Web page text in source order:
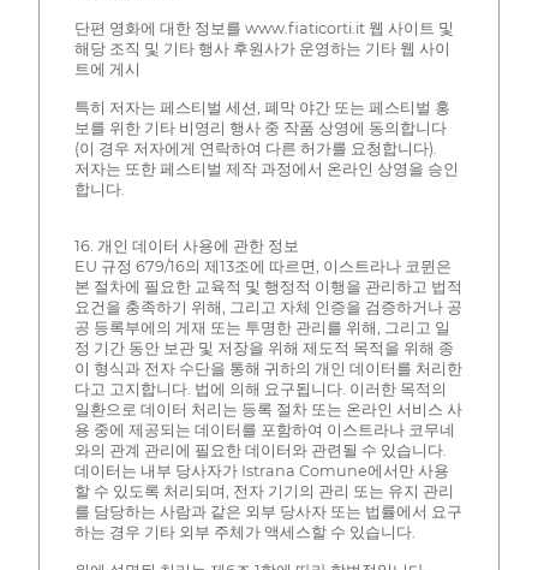
단편 영화에 대한 정보를 www.fiaticorti.it 웹 사이트 및
해당 조직 및 기타 행사 후원사가 운영하는 기타 웹 사이
트에 게시
특히 저자는 페스티벌 세션, 폐막 야간 또는 페스티벌 홍
보를 위한 기타 비영리 행사 중 작품 상영에 동의합니다
(이 경우 저자에게 연락하여 다른 허가를 요청합니다).
저자는 또한 페스티벌 제작 과정에서 온라인 상영을 승인
합니다.
16. 개인 데이터 사용에 관한 정보
EU 규정 679/16의 제13조에 따르면, 이스트라나 코뮌은
본 절차에 필요한 교육적 및 행정적 이행을 관리하고 법적
요건을 충족하기 위해, 그리고 자체 인증을 검증하거나 공
공 등록부에의 게재 또는 투명한 관리를 위해, 그리고 일
정 기간 동안 보관 및 저장을 위해 제도적 목적을 위해 종
이 형식과 전자 수단을 통해 귀하의 개인 데이터를 처리한
다고 고지합니다. 법에 의해 요구됩니다. 이러한 목적의
일환으로 데이터 처리는 등록 절차 또는 온라인 서비스 사
용 중에 제공되는 데이터를 포함하여 이스트라나 코무네
와의 관계 관리에 필요한 데이터와 관련될 수 있습니다.
데이터는 내부 당사자가 Istrana Comune에서만 사용
할 수 있도록 처리되며, 전자 기기의 관리 또는 유지 관리
를 담당하는 사람과 같은 외부 당사자 또는 법률에서 요구
하는 경우 기타 외부 주체가 액세스할 수 있습니다.